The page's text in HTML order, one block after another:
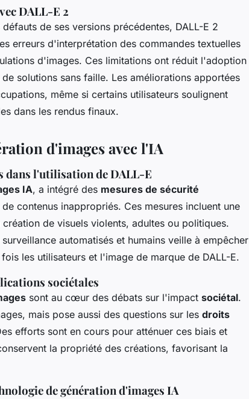
DALL-E 2
de ses versions précédentes, DALL-E 2
erreurs d'interprétation des commandes textuelles
d'images. Ces limitations ont réduit l'adoption
solutions sans faille. Les améliorations apportées
même si certains utilisateurs soulignent
dans les rendus finaux.
d'images avec l'IA
dans l'utilisation de DALL-E
IA, a intégré des mesures de sécurité
contenus inappropriés. Ces mesures incluent une
de visuels violents, adultes ou politiques.
automatisés et humains veille à empêcher
les utilisateurs et l'image de marque de DALL-E.
sociétales
sont au cœur des débats sur l'impact sociétal.
mais pose aussi des questions sur les droits
efforts sont en cours pour atténuer ces biais et
la propriété des créations, favorisant la
de génération d'images IA